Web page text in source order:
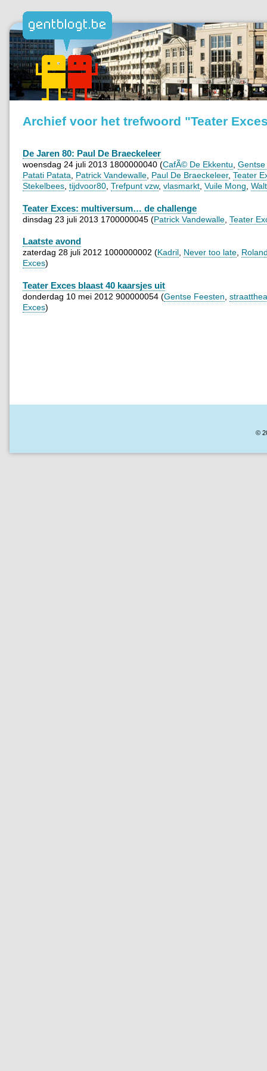
Archief voor het trefwoord "Teater
De Jaren 80: Paul De Braeckeleer
woensdag 24 juli 2013 1800000040 (CafÃ© De Ekkentu
Patati Patata
Patrick Vandewalle Paul De Braeckeleer, Teater
Stekelbees tijdvoor80 Trefpunt vzw, vlasmarkt Vuile Mong
Teater Exces: multiversum… de challenge
dinsdag 23 juli 2013 1700000045 (Patrick Vandewalle Teater
Laatste avond
zaterdag 28 juli 2012 1000000002 (Kadril Never too late
Exces)
Teater Exces blaast 40 kaarsjes uit
donderdag 10 mei 2012 900000054 (Gentse Feesten
Exces)
©